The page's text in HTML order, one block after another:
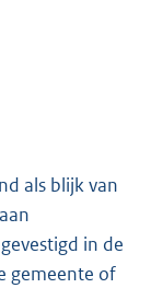
als blijk van
in de
gemeente of